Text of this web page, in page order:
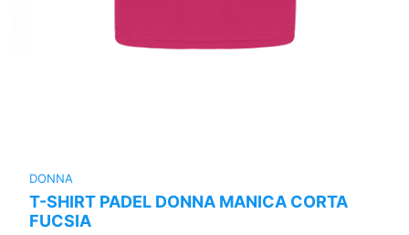
DONNA
T-SHIRT PADEL DONNA MANICA CORTA
FUCSIA